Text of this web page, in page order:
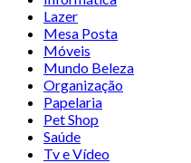
Lazer
Mesa Posta
Móveis
Mundo Beleza
Organização
Papelaria
Pet Shop
Saúde
Tv e Vídeo